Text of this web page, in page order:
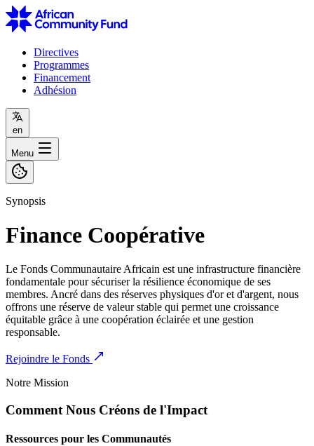
Directives
Programmes
Financement
Adhésion
en
Menu
Synopsis
Finance Coopérative
Le Fonds Communautaire Africain est une infrastructure financière
fondamentale pour sécuriser la résilience économique de ses
membres. Ancré dans des réserves physiques d'or et d'argent, nous
offrons une réserve de valeur stable qui permet une croissance
équitable grâce à une coopération éclairée et une gestion
responsable.
Rejoindre le Fonds
Notre Mission
Comment Nous Créons de l'Impact
Ressources pour les Communautés